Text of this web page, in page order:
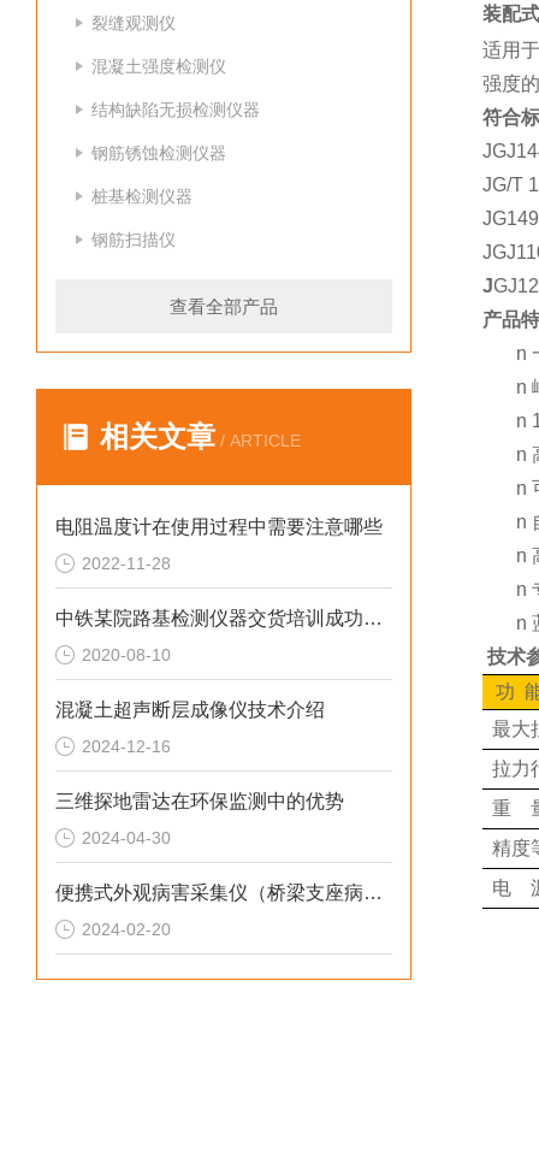
裂缝观测仪
混凝土强度检测仪
结构缺陷无损检测仪器
钢筋锈蚀检测仪器
桩基检测仪器
钢筋扫描仪
查看全部产品
相关文章 / ARTICLE
电阻温度计在使用过程中需要注意哪些
2022-11-28
中铁某院路基检测仪器交货培训成功验收
2020-08-10
混凝土超声断层成像仪技术介绍
2024-12-16
三维探地雷达在环保监测中的优势
2024-04-30
便携式外观病害采集仪（桥梁支座病害采集仪）技术应用介绍
2024-02-20
装配
适用
强度
符合
JG/T
J
产品
n
n
n
n
n
n
n
n
n
技术
功
最大
拉力
重
精度
电